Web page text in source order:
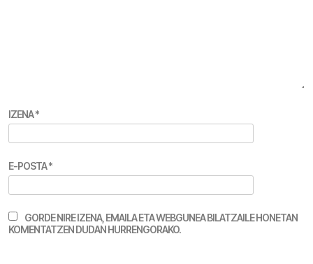
IZENA*
E-POSTA*
GORDE NIRE IZENA, EMAILA ETA WEBGUNEA BILATZAILE HONETAN
KOMENTATZEN DUDAN HURRENGORAKO.